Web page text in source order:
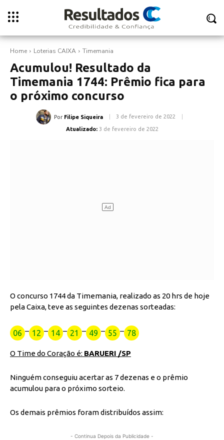
Home Loterias CAIXA Timemania
Acumulou! Resultado da
Timemania 1744: Prêmio fica para
o próximo concurso
Por Filipe Siqueira 3 de fevereiro de 2022
Atualizado: 3 de fevereiro de 2022
O concurso 1744 da Timemania, realizado as 20 hrs de hoje
pela Caixa, teve as seguintes dezenas sorteadas:
06 – 12 – 14 – 21 – 49 – 55 – 78
O Time do Coração é: BARUERI /SP
Ninguém conseguiu acertar as 7 dezenas e o prêmio
acumulou para o próximo sorteio.
Os demais prêmios foram distribuídos assim:
- Continua Depois da Publicidade -